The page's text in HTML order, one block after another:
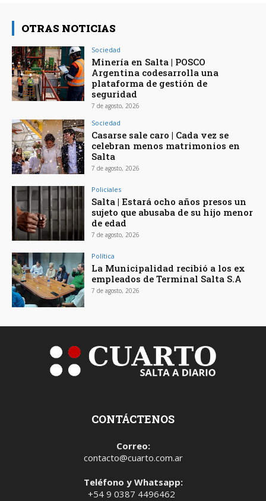
OTRAS NOTICIAS
Sociedad
Minería en Salta | POSCO
Argentina codesarrolla una
plataforma de gestión de
seguridad
7 de agosto, 2026
Sociedad
Casarse sale caro | Cada vez se
celebran menos matrimonios en
Salta
7 de agosto, 2026
Policiales
Salta | Estará ocho años presos un
sujeto que abusaba de su hijo menor
de edad
7 de agosto, 2026
Política
La Municipalidad recibió a los ex
empleados de Terminal Salta S.A
7 de agosto, 2026
CONTÁCTENOS
Correo:
contacto@cuarto.com.ar
Teléfono y Whatsapp:
+54 9 0387 4496462